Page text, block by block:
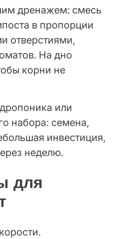
дренажем: смесь
в пропорции
отверстиями,
На дно
корни не
или
набора: семена,
инвестиция,
неделю.
для